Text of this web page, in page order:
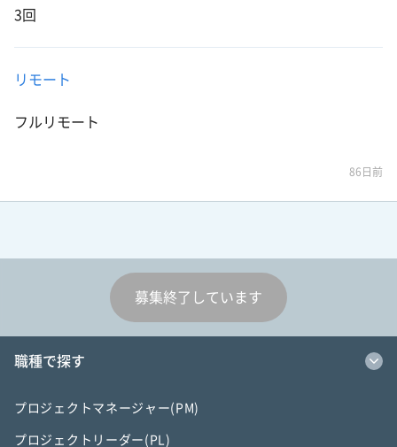
3回
リモート
フルリモート
86日前
募集終了しています
職種で探す
プロジェクトマネージャー(PM)
プロジェクトリーダー(PL)